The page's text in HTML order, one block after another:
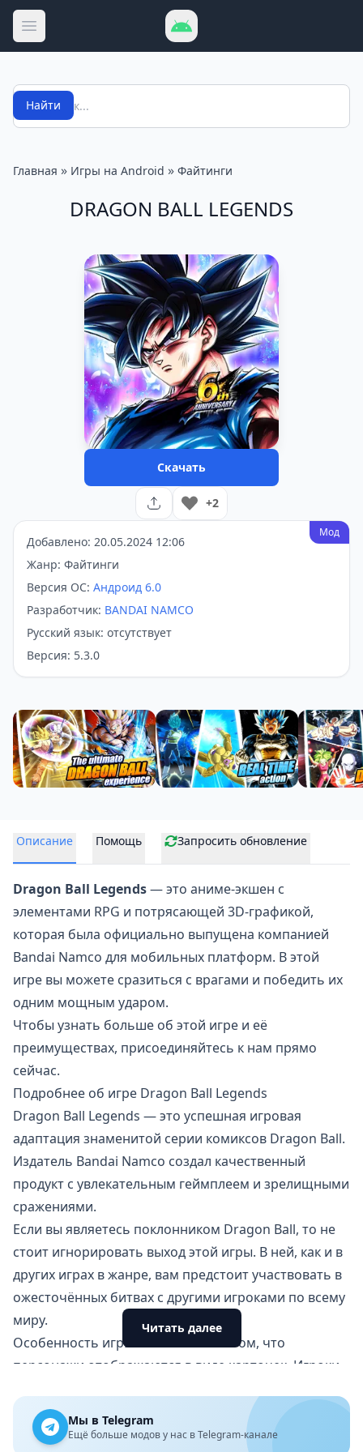
Открыть меню
Поиск
Найти
Главная » Игры на Android » Файтинги
DRAGON BALL LEGENDS
Скачать
+2
Мод
Добавлено: 20.05.2024 12:06
Жанр: Файтинги
Версия ОС: Андроид 6.0
Разработчик: BANDAI NAMCO
Русский язык: отсутствует
Версия: 5.3.0
Описание Помощь Запросить обновление
Dragon Ball Legends— это аниме-экшен с
элементами RPG и потрясающей 3D-графикой,
которая была официально выпущена компанией
Bandai Namco для мобильных платформ. В этой
игре вы можете сразиться с врагами и победить их
одним мощным ударом.
Чтобы узнать больше об этой игре и её
преимуществах, присоединяйтесь к нам прямо
сейчас.
Подробнее об игре Dragon Ball Legends
Dragon Ball Legends — это успешная игровая
адаптация знаменитой серии комиксов Dragon Ball.
Издатель Bandai Namco создал качественный
продукт с увлекательным геймплеем и зрелищными
сражениями.
Если вы являетесь поклонником Dragon Ball, то не
стоит игнорировать выход этой игры. В ней, как и в
других играх в жанре, вам предстоит участвовать в
ожесточённых битвах с другими игроками по всему
миру.
Особенность игры заключается в том, что
персонажи отображаются в виде карточек. Игроки
персонажу выполнять навыки и активировать
атаки, которые заставят противника быстро терять
Читать далее
Мы в Telegram
Ещё больше модов у нас в Telegram-канале